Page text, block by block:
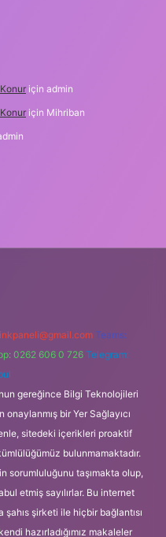
için admin
için Mihriban
Teams:
0262 606 0 726 Telegram:
gereğince Bilgi Teknolojileri
bir Yer Sağlayıcı
sitedeki içerikleri proaktif
bulunmamaktadır.
sorumluluğunu taşımakta olup,
etmiş sayılırlar. Bu internet
şirketi ile hiçbir bağlantısı
hazırladığımız makaleler